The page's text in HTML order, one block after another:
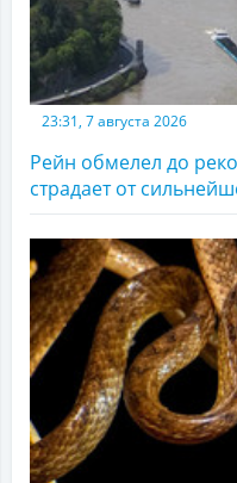
23:31, 7 августа 2026
Рейн обмелел до
страдает от